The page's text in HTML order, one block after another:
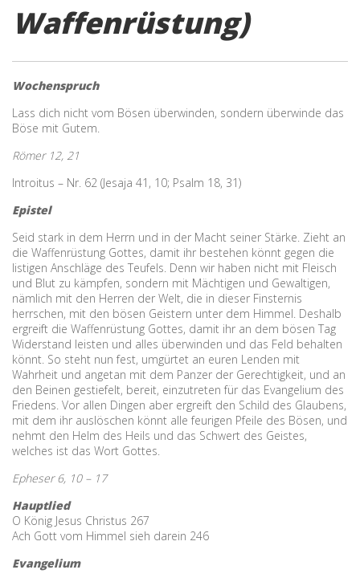
Waffenrüstung)
Wochenspruch
Lass dich nicht vom Bösen überwinden, sondern überwinde das
Böse mit Gutem.
Römer 12, 21
Introitus – Nr. 62 (Jesaja 41, 10; Psalm 18, 31)
Epistel
Seid stark in dem Herrn und in der Macht seiner Stärke. Zieht an
die Waffenrüstung Gottes, damit ihr bestehen könnt gegen die
listigen Anschläge des Teufels. Denn wir haben nicht mit Fleisch
und Blut zu kämpfen, sondern mit Mächtigen und Gewaltigen,
nämlich mit den Herren der Welt, die in dieser Finsternis
herrschen, mit den bösen Geistern unter dem Himmel. Deshalb
ergreift die Waffenrüstung Gottes, damit ihr an dem bösen Tag
Widerstand leisten und alles überwinden und das Feld behalten
könnt. So steht nun fest, umgürtet an euren Lenden mit
Wahrheit und angetan mit dem Panzer der Gerechtigkeit, und an
den Beinen gestiefelt, bereit, einzutreten für das Evangelium des
Friedens. Vor allen Dingen aber ergreift den Schild des Glaubens,
mit dem ihr auslöschen könnt alle feurigen Pfeile des Bösen, und
nehmt den Helm des Heils und das Schwert des Geistes,
welches ist das Wort Gottes.
Epheser 6, 10 – 17
Hauptlied
O König Jesus Christus 267
Ach Gott vom Himmel sieh darein 246
Evangelium